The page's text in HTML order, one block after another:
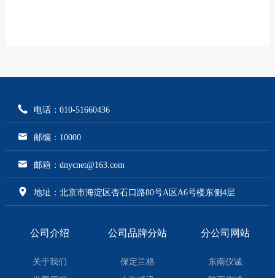
电话：010-51660436
邮编：10000
邮箱：dnycnet@163.com
地址：北京市海淀区杏石口路80号A区A6号楼东侧4层
公司介绍
关于我们
公司品牌分站
保定兰格
分公司网站
东南仪诚